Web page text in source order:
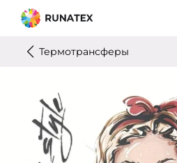
Термотрансферы